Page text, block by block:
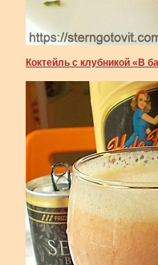
Коктейль с клубникой «В